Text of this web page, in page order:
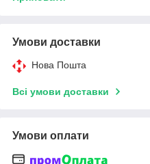
Умови доставки
Нова Пошта
Всі умови доставки
Умови оплати